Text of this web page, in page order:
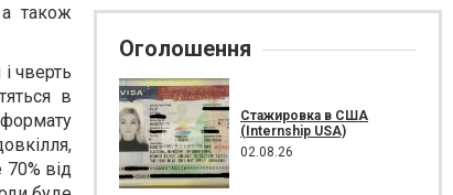
а також
чверть
в
від
Оголошення
Стажировка в США
(Internship USA)
02.08.26